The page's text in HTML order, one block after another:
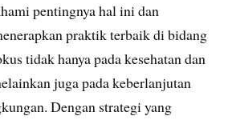
pentingnya hal ini dan
praktik terbaik di bidang
tidak hanya pada kesehatan dan
juga pada keberlanjutan
Dengan strategi yang